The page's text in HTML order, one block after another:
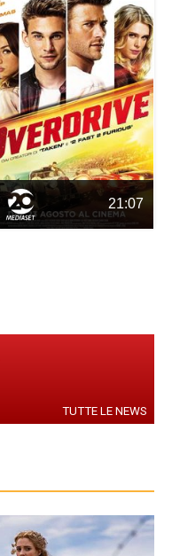
21:07
TUTTE LE NEWS